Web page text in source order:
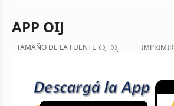
APP OIJ
TAMAÑO DE LA FUENTE IMPRIMIR